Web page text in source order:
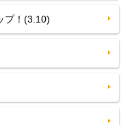
プ！(3.10)